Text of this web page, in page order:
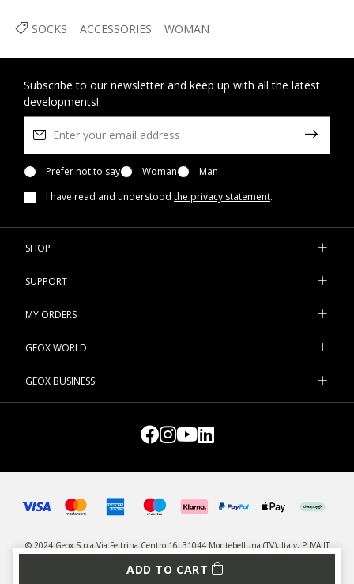
ADD TO CART
SOCKS ACCESSORIES WOMAN
Subscribe to our newsletter and keep up with all the latest
developments!
Prefer not to say Woman
Man
I have read and understood the privacy statement.
SHOP
SUPPORT
MY ORDERS
GEOX WORLD
GEOX BUSINESS
© 2024 Geox S.p.a Via Feltrina Centro 16, 31044 Montebelluna (TV), Italy, P.IVA IT
03348440268 - All rights reserved